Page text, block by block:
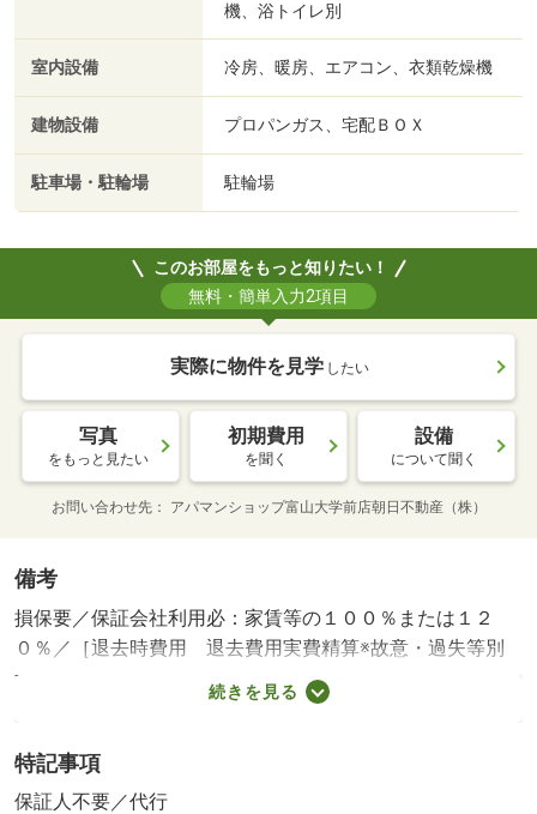
機、浴トイレ別
室内設備 冷房、暖房、エアコン、衣類乾燥機
建物設備 プロパンガス、宅配ＢＯＸ
駐車場・駐輪場 駐輪場
このお部屋をもっと知りたい！
無料・簡単入力2項目
実際に物件を見学 したい
写真
をもっと見たい
初期費用
を聞く
設備
について聞く
お問い合わせ先 アパマンショップ富山大学前店朝日不動産（株）
備考
損保要／保証会社利用必：家賃等の１００％または１２
０％／［退去時費用 退去費用実費精算※故意・過失等別
途実費］環境維持費：１ヶ月５５０円（税込）、鍵交換
費：ご契約時１６５００円（税込）、退去時清掃費：５２
数料：１６５００円（税込）、保証委託料：必要 保証会
社：プラザ賃貸保証／バストイレ別／エアコン／浴室乾燥
続きを見る
特記事項
保証人不要／代行